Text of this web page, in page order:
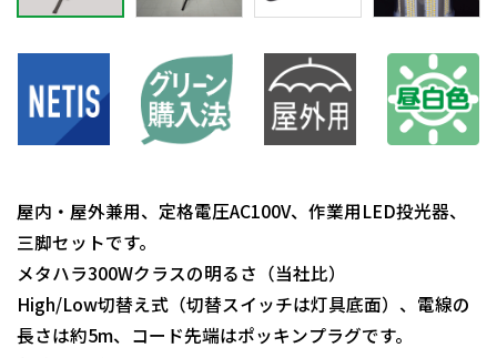
屋内・屋外兼用、定格電圧AC100V、作業用LED投光器、
三脚セットです。
メタハラ300Wクラスの明るさ（当社比）
High/Low切替え式（切替スイッチは灯具底面）、電線の
長さは約5m、コード先端はポッキンプラグです。